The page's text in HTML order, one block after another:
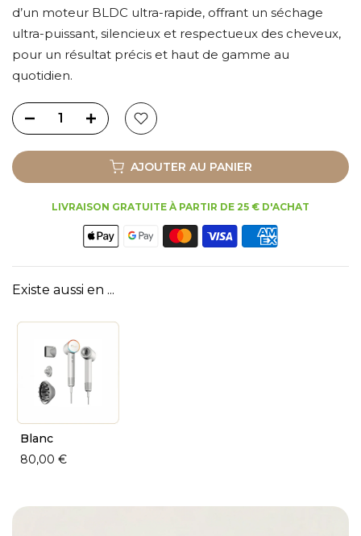
d’un moteur BLDC ultra-rapide, offrant un séchage
ultra-puissant, silencieux et respectueux des cheveux,
pour un résultat précis et haut de gamme au
quotidien.
AJOUTER AU PANIER
LIVRAISON GRATUITE À PARTIR DE 25 € D'ACHAT
Existe aussi en ...
Blanc
80,00 €